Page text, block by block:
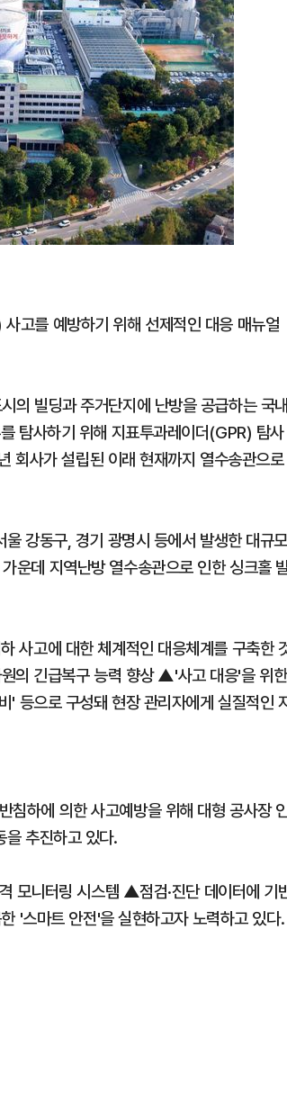
고를 예방하기 위해 선제적인 대응 매뉴얼
의 빌딩과 주거단지에 난방을 공급하는 국
탐사하기 위해 지표투과레이더(GPR) 탐사
회사가 설립된 이래 현재까지 열수송관으로
강동구, 경기 광명시 등에서 발생한 대규
운데 지역난방 열수송관으로 인한 싱크홀
사고에 대한 체계적인 대응체계를 구축한
의 긴급복구 능력 향상 ▲'사고 대응'을 위한
등으로 구성돼 현장 관리자에게 실질적인
침하에 의한 사고예방을 위해 대형 공사장
을 추진하고 있다.
모니터링 시스템 ▲점검·진단 데이터에 기
'스마트 안전'을 실현하고자 노력하고 있다.